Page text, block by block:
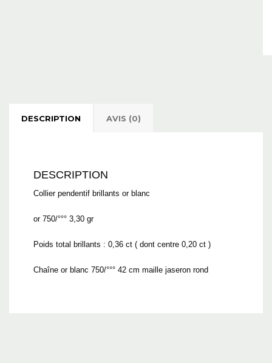
DESCRIPTION AVIS (0)
DESCRIPTION
Collier pendentif brillants or blanc
or 750/°°° 3,30 gr
Poids total brillants : 0,36 ct ( dont centre 0,20 ct )
Chaîne or blanc 750/°°° 42 cm maille jaseron rond